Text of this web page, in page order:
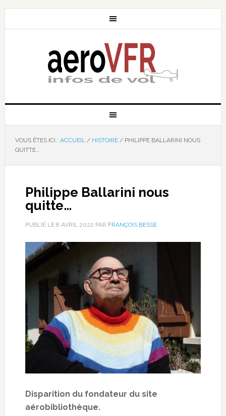
VOUS ÊTES ICI : ACCUEIL / HISTOIRE /PHILIPPE BALLARINI NOUS
QUITTE…
Philippe Ballarini nous
quitte…
PUBLIÉ LE 8 AVRIL 2022 PAR FRANÇOIS BESSE
Disparition du fondateur du site
aérobibliothèque.